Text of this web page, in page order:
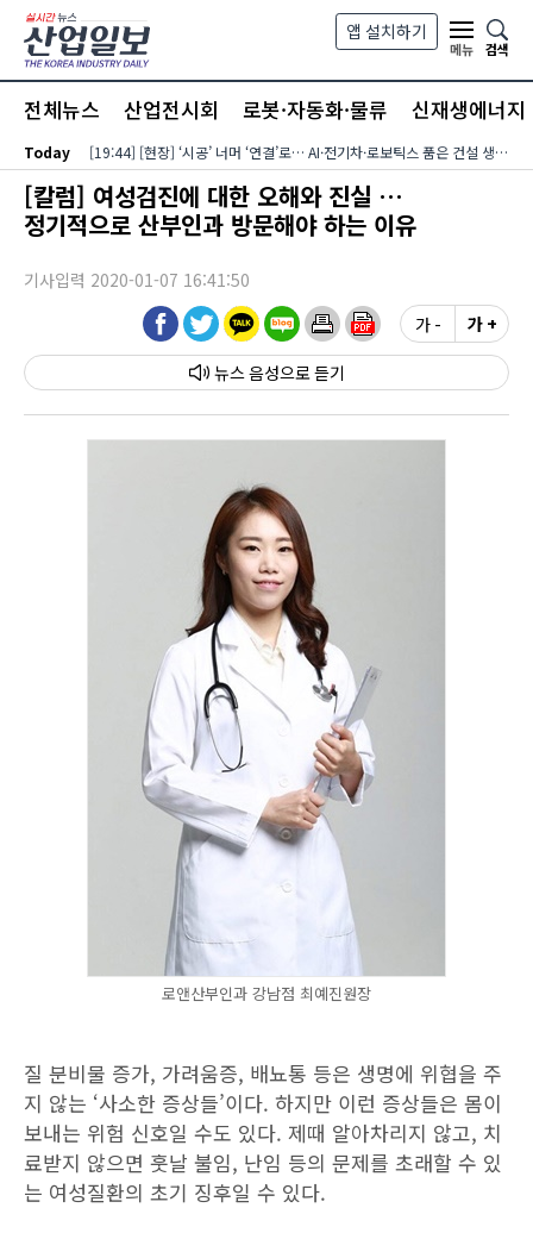
본문 바로가기
앱 설치하기
메뉴
검색
전체뉴스 산업전시회 로봇·자동화·물류 신재생에너지
Today [19:44] [현장] ‘시공’ 너머 ‘연결’로… AI·전기차·로보틱스 품은 건설 생태계
[칼럼] 여성검진에 대한 오해와 진실 …
정기적으로 산부인과 방문해야 하는 이유
기사입력 2020-01-07 16:41:50
뉴스 음성
가 - 가 +
로앤산부인과 강남점 최예진원장
질 분비물 증가, 가려움증, 배뇨통 등은 생명에 위협을 주
지 않는 ‘사소한 증상들’이다. 하지만 이런 증상들은 몸이
보내는 위험 신호일 수도 있다. 제때 알아차리지 않고, 치
료받지 않으면 훗날 불임, 난임 등의 문제를 초래할 수 있
는 여성질환의 초기 징후일 수 있다.